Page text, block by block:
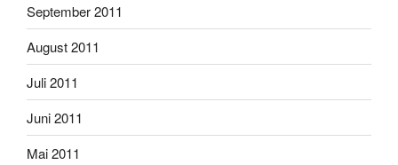
September 2011
August 2011
Juli 2011
Juni 2011
Mai 2011